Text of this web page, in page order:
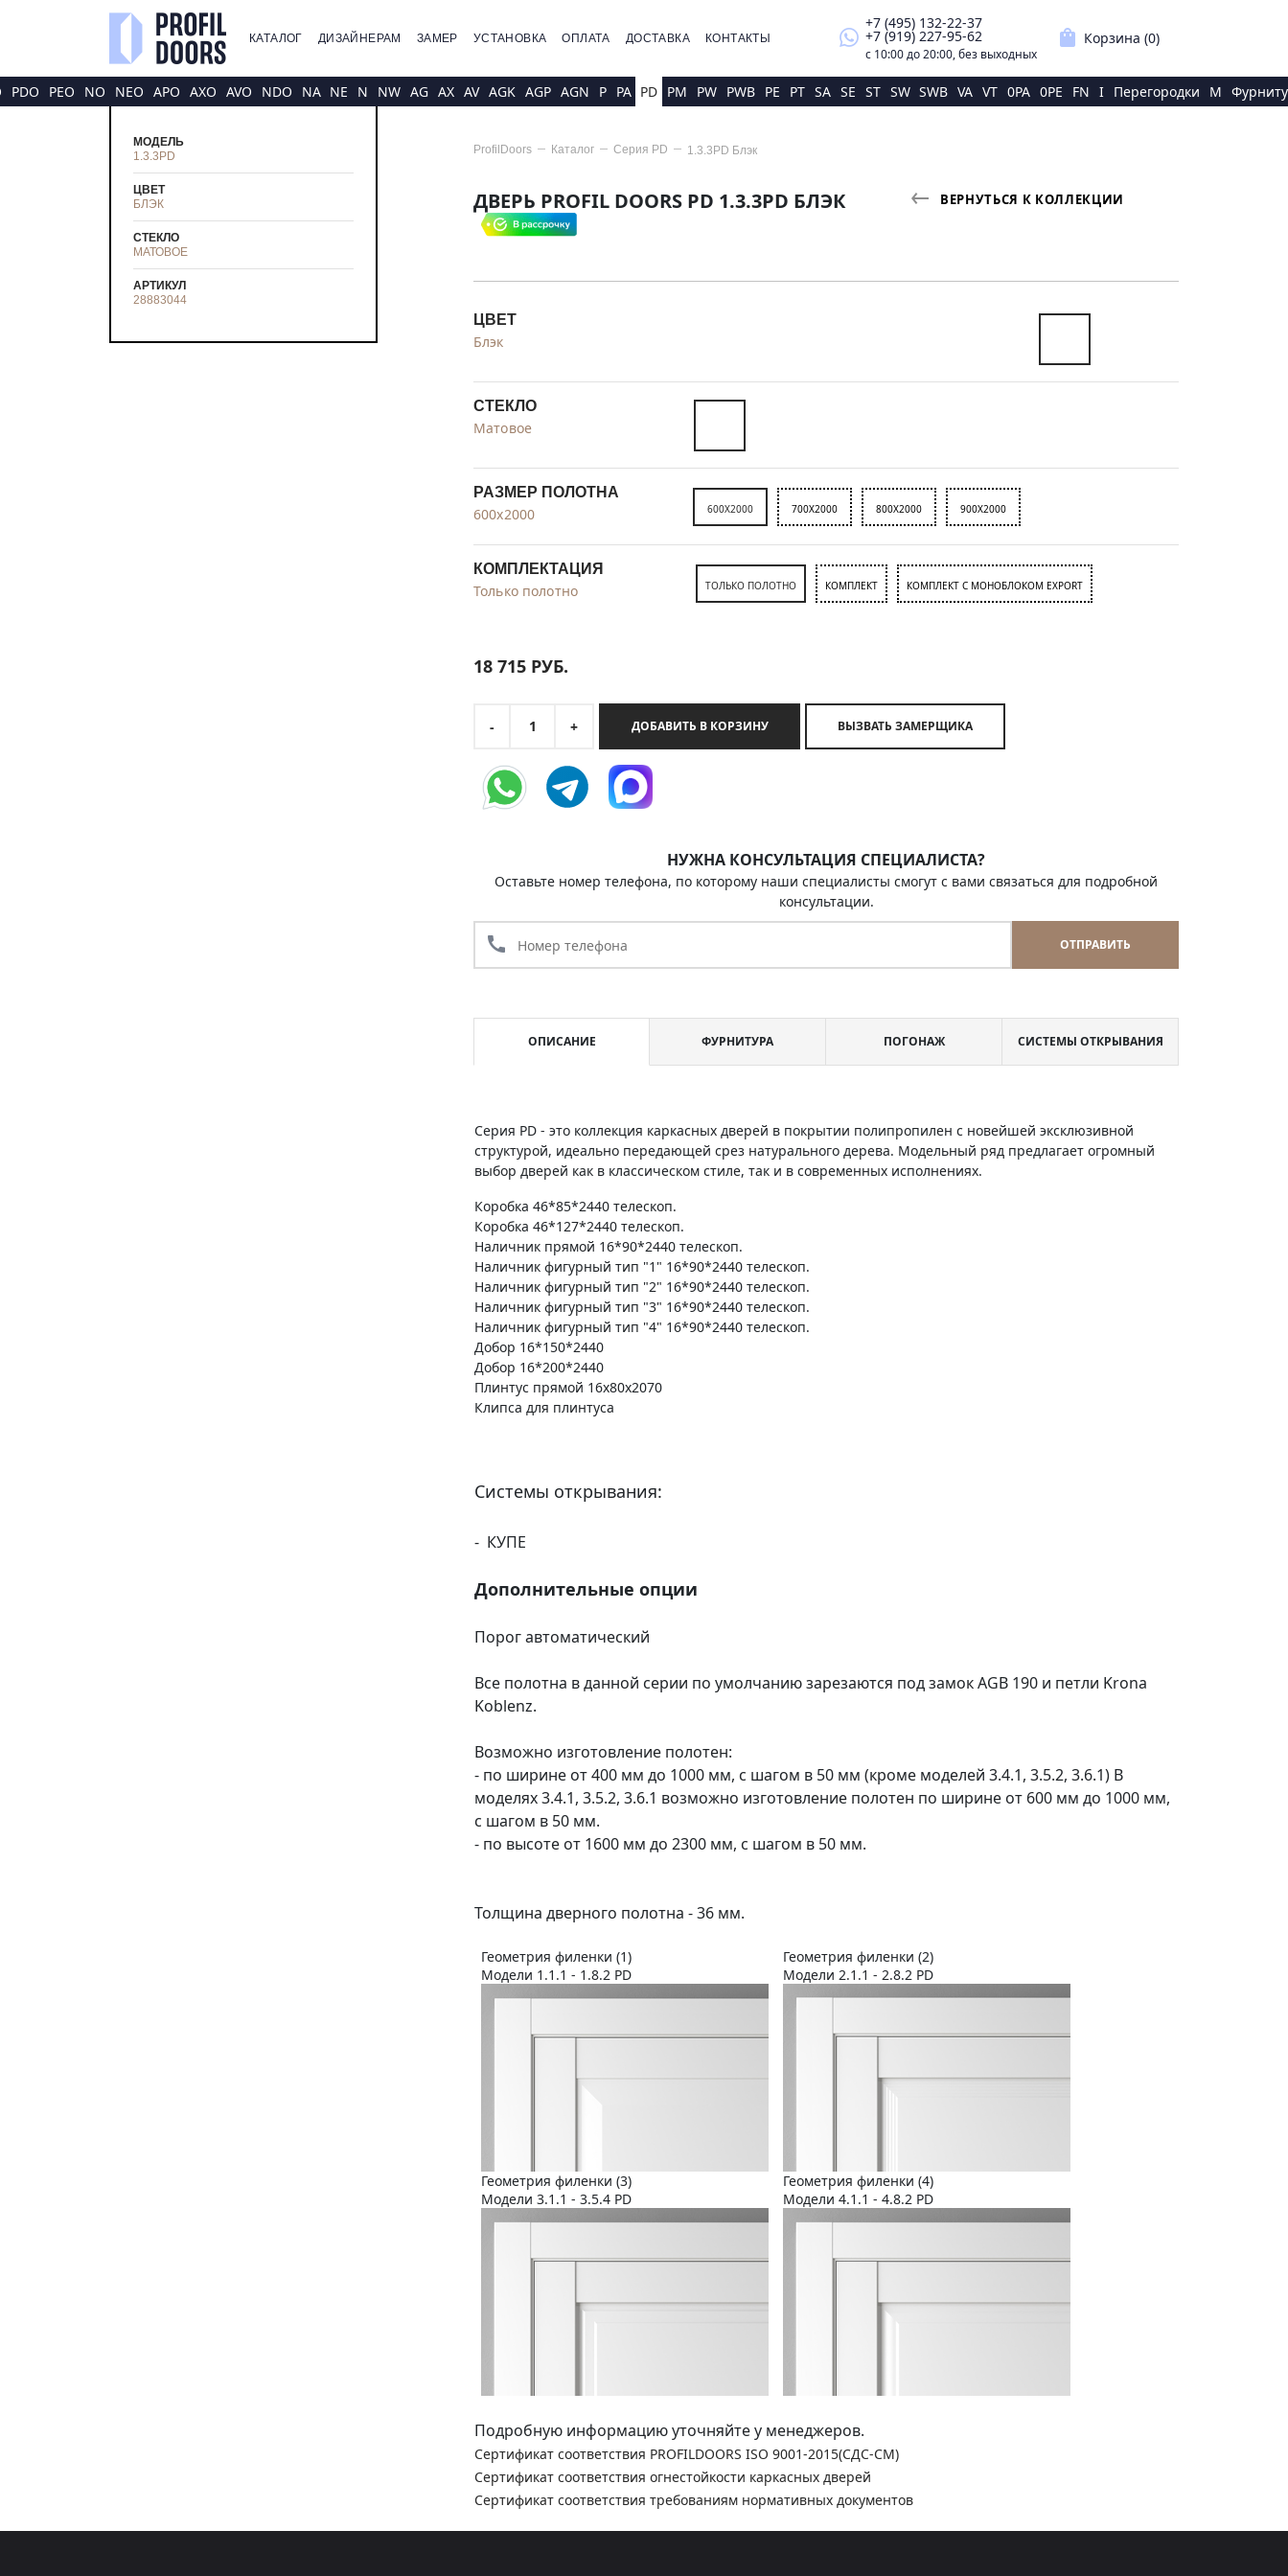
КАТАЛОГ ДИЗАЙНЕРАМ ЗАМЕР УСТАНОВКА ОПЛАТА ДОСТАВКА КОНТАКТЫ whatsapp
+7 (495) 132-22-37
+7 (919) 227-95-62
с 10:00 до 20:00, без выходных
shopping_bag Корзина (0)
PDO PEO NO NEO APO AXO AVO NDO NA NE N NW AG AX AV AGK AGP AGN P PA PD PM PW PWB PE PT SA SE ST SW SWB VA VT 0PA 0PE FN I Перегородки M
МОДЕЛЬ
1.3.3PD
ЦВЕТ
БЛЭК
СТЕКЛО
МАТОВОЕ
АРТИКУЛ
28883044
ProfilDoors Каталог Серия PD 1.3.3PD Блэк
ДВЕРЬ PROFIL DOORS PD 1.3.3PD БЛЭК ВЕРНУТЬСЯ К КОЛЛЕКЦИИ
ЦВЕТ
Блэк
СТЕКЛО
Матовое
РАЗМЕР ПОЛОТНА
600x2000 600X2000 700X2000 800X2000 900X2000
КОМПЛЕКТАЦИЯ
Только полотно ТОЛЬКО ПОЛОТНО КОМПЛЕКТ КОМПЛЕКТ С МОНОБЛОКОМ EXPORT
18 715 РУБ.
- 1 + ДОБАВИТЬ В КОРЗИНУ ВЫЗВАТЬ ЗАМЕРЩИКА
НУЖНА КОНСУЛЬТАЦИЯ СПЕЦИАЛИСТА?
Оставьте номер телефона, по которому наши специалисты смогут с вами связаться для подробной
консультации.
call ОТПРАВИТЬ
ОПИСАНИЕ ФУРНИТУРА ПОГОНАЖ СИСТЕМЫ ОТКРЫВАНИЯ
Серия PD - это коллекция каркасных дверей в покрытии полипропилен с новейшей эксклюзивной
структурой, идеально передающей срез натурального дерева. Модельный ряд предлагает огромный
выбор дверей как в классическом стиле, так и в современных исполнениях.
Коробка 46*85*2440 телескоп.
Коробка 46*127*2440 телескоп.
Наличник прямой 16*90*2440 телескоп.
Наличник фигурный тип "1" 16*90*2440 телескоп.
Наличник фигурный тип "2" 16*90*2440 телескоп.
Наличник фигурный тип "3" 16*90*2440 телескоп.
Наличник фигурный тип "4" 16*90*2440 телескоп.
Добор 16*150*2440
Добор 16*200*2440
Плинтус прямой 16х80х2070
Клипса для плинтуса
Системы открывания:
- КУПЕ
Дополнительные опции
Порог автоматический
Все полотна в данной серии по умолчанию зарезаются под замок AGB 190 и петли Krona
Koblenz.
Возможно изготовление полотен:
- по ширине от 400 мм до 1000 мм, с шагом в 50 мм (кроме моделей 3.4.1, 3.5.2, 3.6.1) В
моделях 3.4.1, 3.5.2, 3.6.1 возможно изготовление полотен по ширине от 600 мм до 1000 мм,
с шагом в 50 мм.
- по высоте от 1600 мм до 2300 мм, с шагом в 50 мм.
Толщина дверного полотна - 36 мм.
Геометрия филенки (1)
Модели 1.1.1 - 1.8.2 PD
Геометрия филенки (2)
Модели 2.1.1 - 2.8.2 PD
Геометрия филенки (3)
Модели 3.1.1 - 3.5.4 PD
Геометрия филенки (4)
Модели 4.1.1 - 4.8.2 PD
Подробную информацию уточняйте у менеджеров.
Сертификат соответствия PROFILDOORS ISO 9001-2015(СДС-СМ)
Сертификат соответствия огнестойкости каркасных дверей
Сертификат соответствия требованиям нормативных документов